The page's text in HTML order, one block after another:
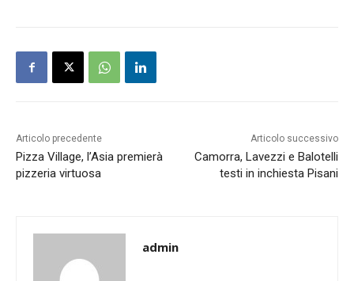
Articolo precedente
Pizza Village, l’Asia premierà
pizzeria virtuosa
Articolo successivo
Camorra, Lavezzi e Balotelli
testi in inchiesta Pisani
admin